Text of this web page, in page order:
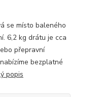
se místo baleného
6,2 kg drátu je cca
přepravní
bezplatné
popis